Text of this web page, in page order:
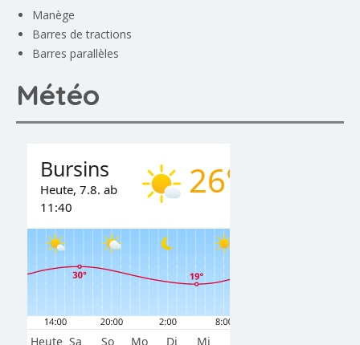
Manège
Barres de tractions
Barres parallèles
Météo